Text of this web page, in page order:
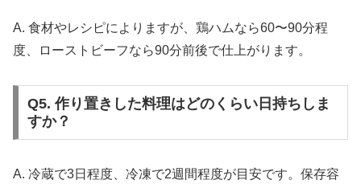
A. 食材やレシピによりますが、鶏ハムなら60〜90分程
度、ローストビーフなら90分前後で仕上がります。
Q5. 作り置きした料理はどのくらい日持ちしま
すか？
A. 冷蔵で3日程度、冷凍で2週間程度が目安です。保存容